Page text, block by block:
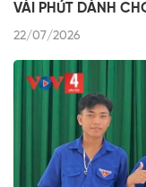
VÀI PHÚT DÀNH
22/07/2026